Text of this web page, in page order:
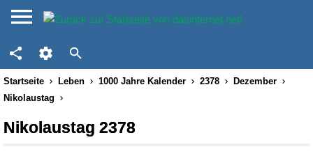
Startseite Leben 1000 Jahre Kalender 2378
Dezember
Nikolaustag
Nikolaustag 2378